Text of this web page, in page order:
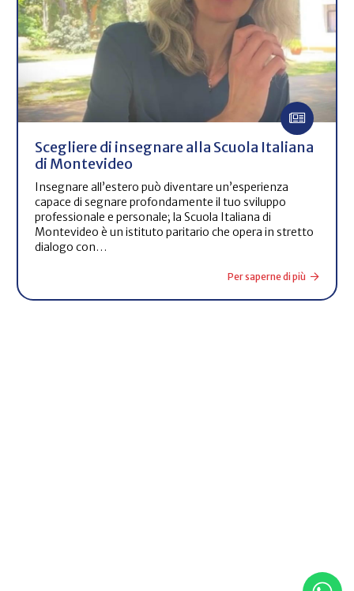
Scegliere di insegnare alla Scuola Italiana
di Montevideo
Insegnare all’estero può diventare un’esperienza
capace di segnare profondamente il tuo sviluppo
professionale e personale; la Scuola Italiana di
Montevideo è un istituto paritario che opera in stretto
dialogo con…
Per saperne di più